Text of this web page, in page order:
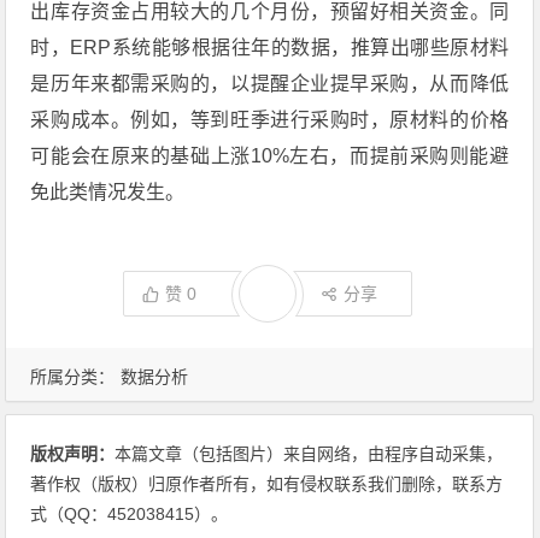
出库存资金占用较大的几个月份，预留好相关资金。同
时，ERP系统能够根据往年的数据，推算出哪些原材料
是历年来都需采购的，以提醒企业提早采购，从而降低
采购成本。例如，等到旺季进行采购时，原材料的价格
可能会在原来的基础上涨10%左右，而提前采购则能避
免此类情况发生。
赞0 分享
所属分类： 数据分析
版权声明：本篇文章（包括图片）来自网络，由程序自动采集，
著作权（版权）归原作者所有，如有侵权联系我们删除，联系方
式（QQ：452038415）。